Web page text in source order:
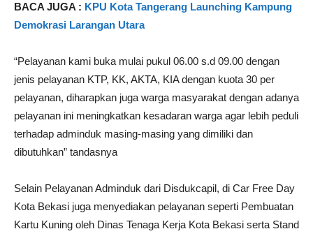
BACA JUGA : KPU Kota Tangerang Launching Kampung
Demokrasi Larangan Utara
“Pelayanan kami buka mulai pukul 06.00 s.d 09.00 dengan
jenis pelayanan KTP, KK, AKTA, KIA dengan kuota 30 per
pelayanan, diharapkan juga warga masyarakat dengan adanya
pelayanan ini meningkatkan kesadaran warga agar lebih peduli
terhadap adminduk masing-masing yang dimiliki dan
dibutuhkan” tandasnya
Selain Pelayanan Adminduk dari Disdukcapil, di Car Free Day
Kota Bekasi juga menyediakan pelayanan seperti Pembuatan
Kartu Kuning oleh Dinas Tenaga Kerja Kota Bekasi serta Stand